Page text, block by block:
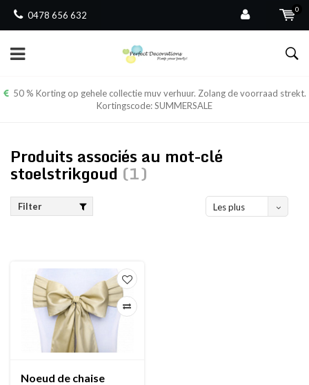
0478 656 632
0
50 % Korting op gehele collectie muv verhuur. Zolang de voorraad strekt.
Kortingscode: SUMMERSALE
Produits associés au mot-clé
stoelstrikgoud (1)
Filter
Les plus
Noeud de chaise